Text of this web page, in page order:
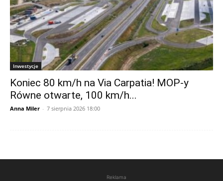
Inwestycje
Koniec 80 km/h na Via Carpatia! MOP-y
Równe otwarte, 100 km/h...
Anna Miler - 7 sierpnia 2026 18:00
Reklama